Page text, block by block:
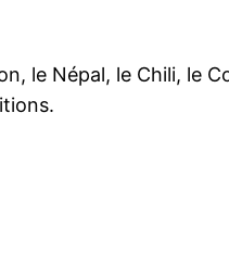
le Népal, le Chili, le